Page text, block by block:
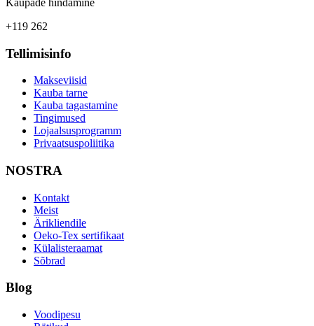
+119 262
Tellimisinfo
Makseviisid
Kauba tarne
Kauba tagastamine
Tingimused
Lojaalsusprogramm
Privaatsuspoliitika
NOSTRA
Kontakt
Meist
Ärikliendile
Oeko-Tex sertifikaat
Külalisteraamat
Sõbrad
Blog
Voodipesu